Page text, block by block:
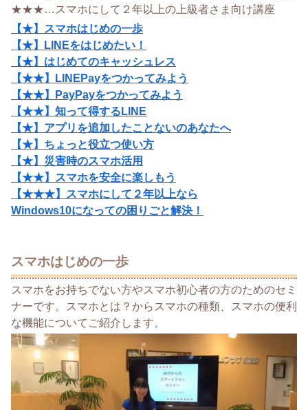
★★★…スマホにして２年以上の上級者さま向け講座
【★】スマホはじめの一歩
【★】LINEをはじめたい！
【★】はじめてのキャッシュレス
【★★】LINEPayをつかってみよう
【★★】PayPayをつかってみよう
【★★】知って得するLINE
【★】アプリを追加したことないのあなたへ
【★】ちょっと役立つ使い方
【★】災害時のスマホ活用
【★★】スマホを安全に楽しもう
【★★★】スマホにして２年以上なら
Windows10になっての困りごと解決！
スマホはじめの一歩
スマホをお持ちでない方やスマホ初心者の方のためのセミ
ナーです。スマホとは？からスマホの種類、スマホの便利
な機能についてご紹介します。